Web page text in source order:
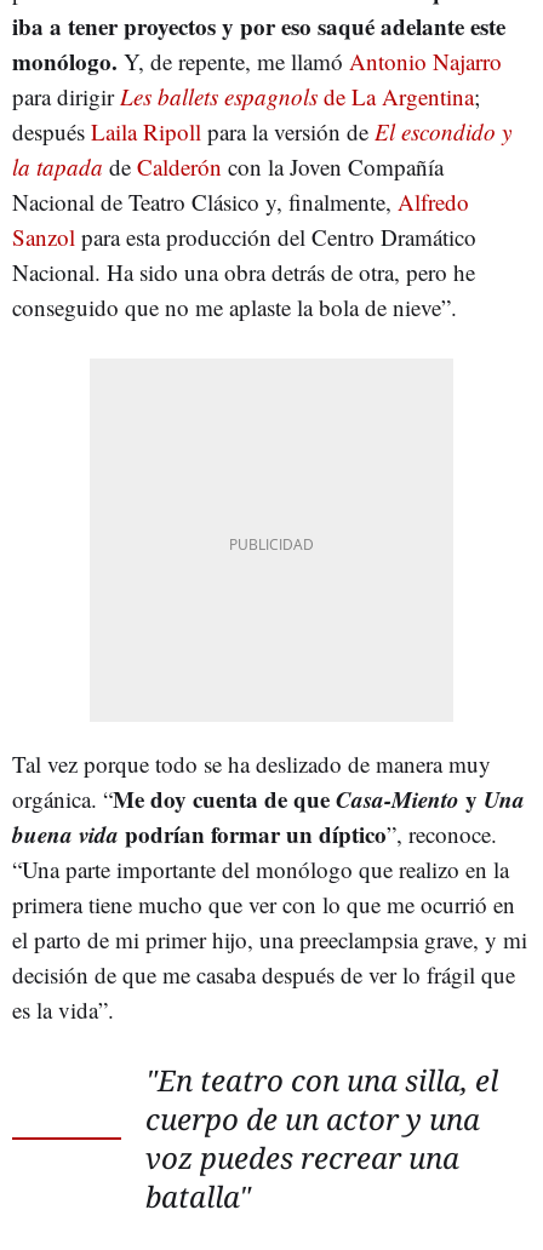
iba a tener proyectos y por eso saqué adelante este
monólogo. Y, de repente, me llamó Antonio Najarro
para dirigir Les ballets espagnols de La Argentina;
después Laila Ripoll para la versión de El escondido y
la tapada de Calderón con la Joven Compañía
Nacional de Teatro Clásico y, finalmente, Alfredo
Sanzol para esta producción del Centro Dramático
Nacional. Ha sido una obra detrás de otra, pero he
conseguido que no me aplaste la bola de nieve”.
Tal vez porque todo se ha deslizado de manera muy
orgánica. “Me doy cuenta de queCasa-Miento y Una
buena vida podrían formar un díptico”, reconoce.
“Una parte importante del monólogo que realizo en la
primera tiene mucho que ver con lo que me ocurrió en
el parto de mi primer hijo, una preeclampsia grave, y mi
decisión de que me casaba después de ver lo frágil que
es la vida”.
"En teatro con una silla, el
cuerpo de un actor y una
voz puedes recrear una
batalla"